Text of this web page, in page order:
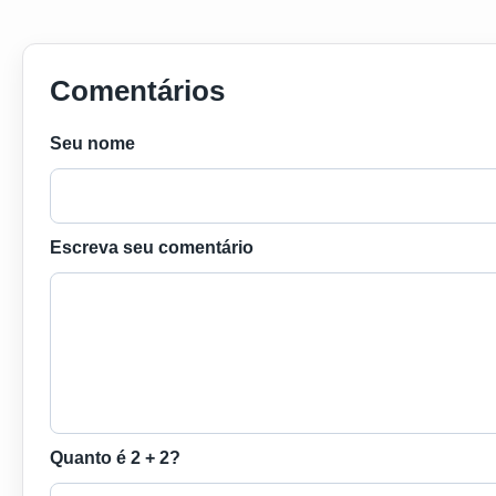
Comentários
Seu nome
Escreva seu comentário
Quanto é 2 + 2?